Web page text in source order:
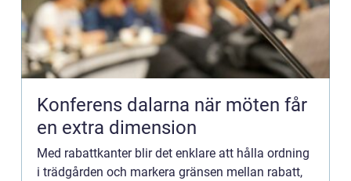
Konferens dalarna när möten får
en extra dimension
Med rabattkanter blir det enklare att hålla ordning
i trädgården och markera gränsen mellan rabatt,